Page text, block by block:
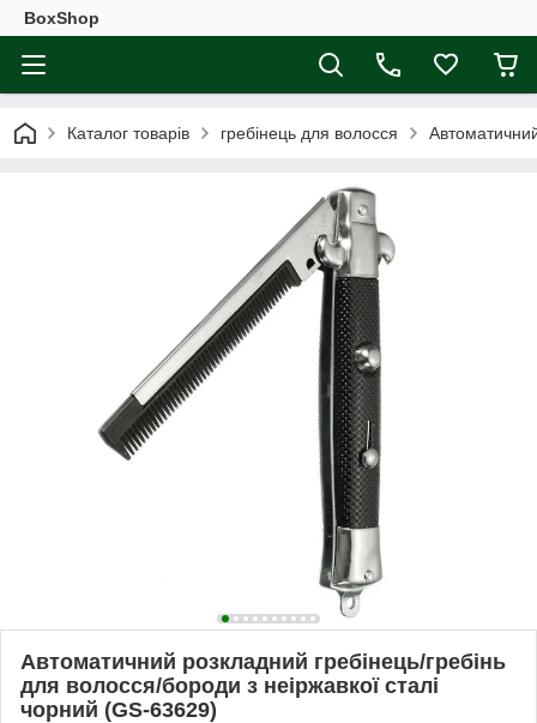
BoxShop
Каталог товарів гребінець для волосся
Автоматичний розкладний гребінець/гребінь
для волосся/бороди з неіржавкої сталі
чорний (GS-63629)